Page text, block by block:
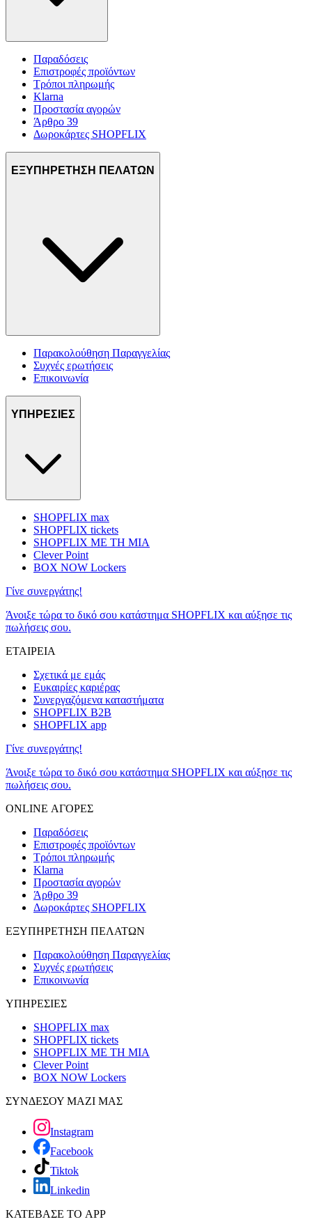
Παραδόσεις
Επιστροφές προϊόντων
Τρόποι πληρωμής
Klarna
Προστασία αγορών
Άρθρο 39
Δωροκάρτες SHOPFLIX
ΕΞΥΠΗΡΕΤΗΣΗ ΠΕΛΑΤΩΝ
Παρακολούθηση Παραγγελίας
Συχνές ερωτήσεις
Επικοινωνία
ΥΠΗΡΕΣΙΕΣ
SHOPFLIX max
SHOPFLIX tickets
SHOPFLIX ΜΕ ΤΗ ΜΙΑ
Clever Point
BOX NOW Lockers
Γίνε συνεργάτης!
Άνοιξε τώρα το δικό σου κατάστημα SHOPFLIX και αύξησε τις
πωλήσεις σου.
ΕΤΑΙΡΕΙΑ
Σχετικά με εμάς
Ευκαιρίες καριέρας
Συνεργαζόμενα καταστήματα
SHOPFLIX B2B
SHOPFLIX app
Γίνε συνεργάτης!
Άνοιξε τώρα το δικό σου κατάστημα SHOPFLIX και αύξησε τις
πωλήσεις σου.
ONLINE ΑΓΟΡΕΣ
Παραδόσεις
Επιστροφές προϊόντων
Τρόποι πληρωμής
Klarna
Προστασία αγορών
Άρθρο 39
Δωροκάρτες SHOPFLIX
ΕΞΥΠΗΡΕΤΗΣΗ ΠΕΛΑΤΩΝ
Παρακολούθηση Παραγγελίας
Συχνές ερωτήσεις
Επικοινωνία
ΥΠΗΡΕΣΙΕΣ
SHOPFLIX max
SHOPFLIX tickets
SHOPFLIX ΜΕ ΤΗ ΜΙΑ
Clever Point
BOX NOW Lockers
ΣΥΝΔΕΣΟΥ ΜΑΖΙ ΜΑΣ
Instagram
Facebook
Tiktok
Linkedin
ΚΑΤΕΒΑΣΕ ΤΟ APP